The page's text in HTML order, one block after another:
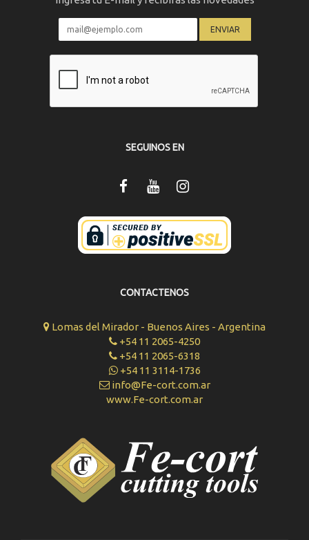
SEGUINOS EN
CONTACTENOS
Lomas del Mirador - Buenos Aires - Argentina
+54 11 2065-4250
+54 11 2065-6318
+54 11 3114-1736
info@Fe-cort.com.ar
www.Fe-cort.com.ar